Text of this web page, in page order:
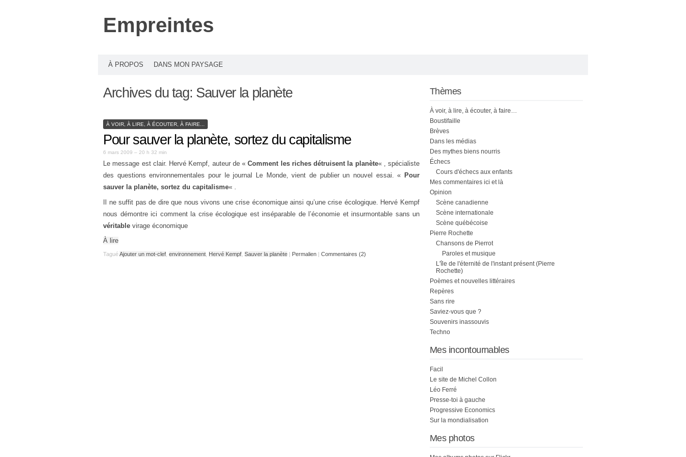
Empreintes
À PROPOS DANS MON PAYSAGE
Archives du tag: Sauver la planète
À VOIR, À LIRE, À ÉCOUTER, À FAIRE...
Pour sauver la planète, sortez du capitalisme
6 mars 2009 – 20 h 32 min
Le message est clair. Hervé Kempf, auteur de «Comment les riches détruisent la planète« , spécialiste
des questions environnementales pour le journal Le Monde, vient de publier un nouvel essai. « Pour
sauver la planète, sortez du capitalisme« .
Il ne suffit pas de dire que nous vivons une crise économique ainsi qu’une crise écologique. Hervé Kempf
nous démontre ici comment la crise écologique est inséparable de l’économie et insurmontable sans un
véritable virage économique
À lire
TaguéAjouter un mot-clef environnement Hervé Kempf Sauver la planète | Permalien | Commentaires (2)
Thèmes
À voir, à lire, à écouter, à faire…
Boustifaille
Brèves
Dans les médias
Des mythes biens nourris
Échecs
Cours d'échecs aux enfants
Mes commentaires ici et là
Opinion
Scène canadienne
Scène internationale
Scène québécoise
Pierre Rochette
Chansons de Pierrot
Paroles et musique
L'île de l'éternité de l'instant présent (Pierre
Rochette)
Poèmes et nouvelles littéraires
Repères
Sans rire
Saviez-vous que ?
Souvenirs inassouvis
Techno
Mes incontournables
Facil
Le site de Michel Collon
Léo Ferré
Presse-toi à gauche
Progressive Economics
Sur la mondialisation
Mes photos